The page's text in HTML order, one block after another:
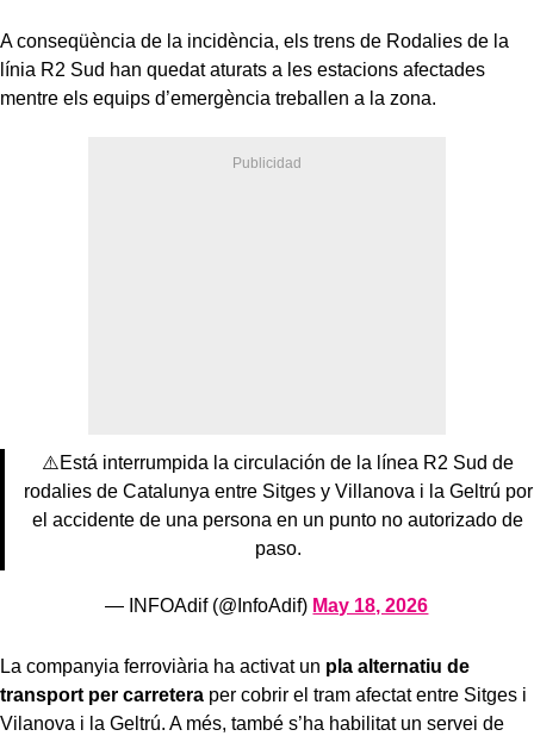
A conseqüència de la incidència, els trens de Rodalies de la
línia R2 Sud han quedat aturats a les estacions afectades
mentre els equips d’emergència treballen a la zona.
⚠️Está interrumpida la circulación de la línea R2 Sud de
rodalies de Catalunya entre Sitges y Villanova i la Geltrú por
el accidente de una persona en un punto no autorizado de
paso.
— INFOAdif (@InfoAdif) May 18, 2026
La companyia ferroviària ha activat un pla alternatiu de
transport per carretera per cobrir el tram afectat entre Sitges i
Vilanova i la Geltrú. A més, també s’ha habilitat un servei de